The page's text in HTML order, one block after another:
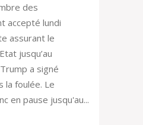
des
accepté lundi
assurant le
jusqu’au
a signé
la foulée. Le
en pause jusqu'au...